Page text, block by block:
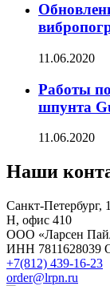
11.06.2020
Работы
шпунта
11.06.2020
Наши
Санкт-Петербург,
Н, офис 410
ООО «Ларсен
ИНН 7811628039
+7(812) 439-16-23
order@lrpn.ru